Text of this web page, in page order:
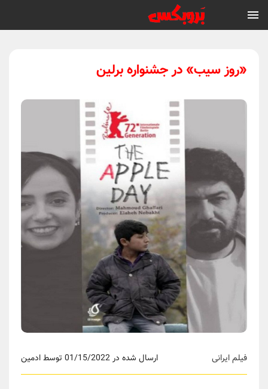
«روز سیب» در جشنواره برلین
ارسال شده در 01/15/2022 توسط ادمین فیلم ایرانی